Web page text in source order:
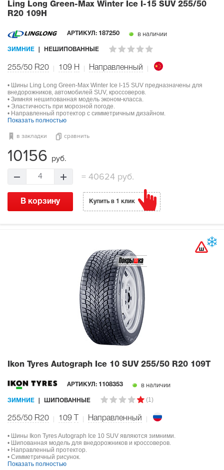
Ling Long Green-Max Winter Ice I-15 SUV 255/50
R20 109H
АРТИКУЛ: 187250 в наличии
ЗИМНИЕ НЕШИПОВАННЫЕ
255/50 R20 109 H Направленный
• Шины Ling Long Green-Max Winter Ice I-15 SUV предназначены для
внедорожников, автомобилей SUV, кроссоверов.
• Зимняя нешипованная модель эконом-класса.
• Эластичность при морозной погоде.
• Направленный протектор с симметричным дизайном.
Показать полностью
в закладки сравнить
10156 руб.
4 = 40624 руб.
В корзину Купить в 1 клик
Ikon Tyres Autograph Ice 10 SUV 255/50 R20 109T
АРТИКУЛ: 1108353 в наличии
ЗИМНИЕ ШИПОВАННЫЕ (1)
255/50 R20 109 Направленный
• Шины Ikon Tyres Autograph Ice 10 SUV являются зимними.
• Шипованная модель для внедорожников и кроссоверов.
• Направленный протектор.
• Симметричный рисунок.
Показать полностью